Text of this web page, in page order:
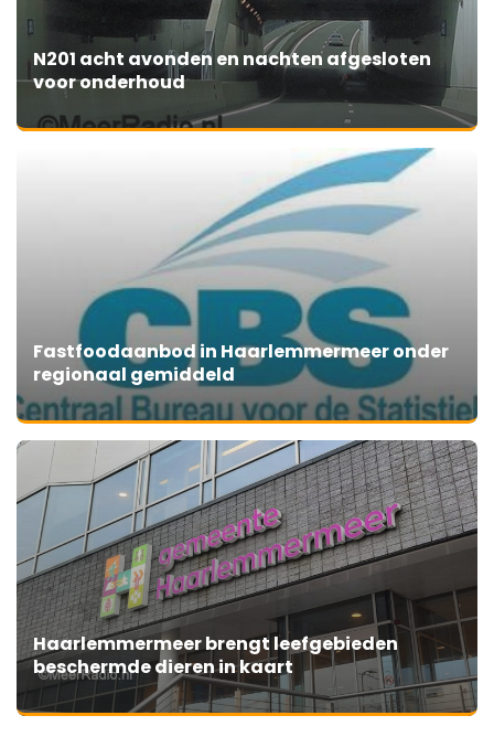
N201 acht avonden en nachten afgesloten
voor onderhoud
Fastfoodaanbod in Haarlemmermeer onder
regionaal gemiddeld
Haarlemmermeer brengt leefgebieden
beschermde dieren in kaart